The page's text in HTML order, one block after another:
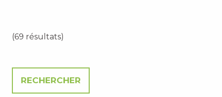
(69 résultats)